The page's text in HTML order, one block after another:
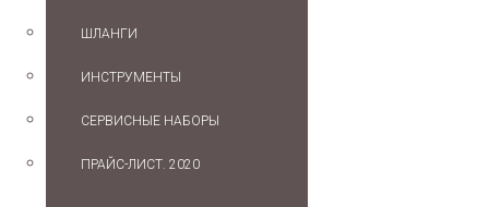
ШЛАНГИ
ИНСТРУМЕНТЫ
СЕРВИСНЫЕ НАБОРЫ
ПРАЙС-ЛИСТ. 2020